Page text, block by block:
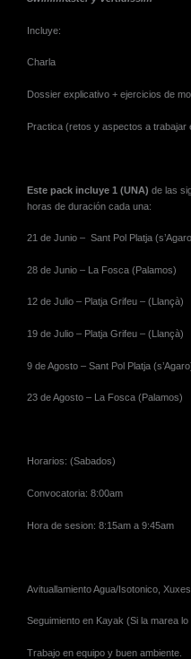
Incluye:
Charla
Dossier explicativo + ejercicios de
Practica (retos y aspectos a trabajar
Este pack incluye 1 (UNA) de las
horas de duración cada una:
21 de Junio – Sant Pol Platja
28 de Junio – La Fosca (Palamos)
12 de Julio – Platja Grifeu – (Llançà)
19 de Julio – Platja Grifeu – (Llançà)
9 de Agosto – Sant Pol Platja
23 de Agosto – La Fosca (Palamos)
Horarios: (Sabados)
Convocatoria: 8:00am
Hora de sesion: 8:15am a 9:45am
Avituallamiento Agua/Isotonico, Xuxes
Seguimiento en Kayak (Si la marea lo
Trabajo en equipo y buen ambiente.